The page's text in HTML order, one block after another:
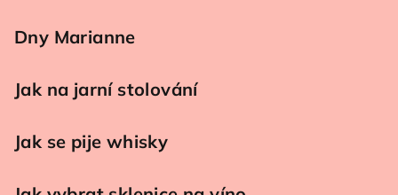
Dny Marianne
Jak na jarní stolování
Jak se pije whisky